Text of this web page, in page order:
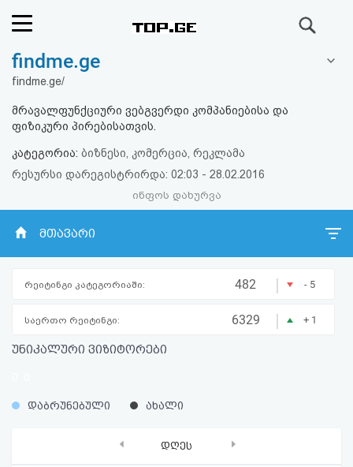
რეიტინგი
კითხვა-
პასუხი
რეგისტრაცია
HTML
findme.ge
findme.ge/
მრავალფუნქციური ვებგვერდი კომპანიებისა და
ფიზიკური პირებისათვის.
კატეგორია: ბიზნესი, კომერცია, რეკლამა
რესურსი დარეგისტრირდა: 02:03 - 28.02.2016
ინფოს დახურვა
მთავარი
რეიტინგი კატეგორიაში: 482 | - 5
საერთო რეიტინგი: 6329 | + 1
უნიკალური ვიზიტორები
%
% დაბრუნებული ახალი
დღეს
‹ ›